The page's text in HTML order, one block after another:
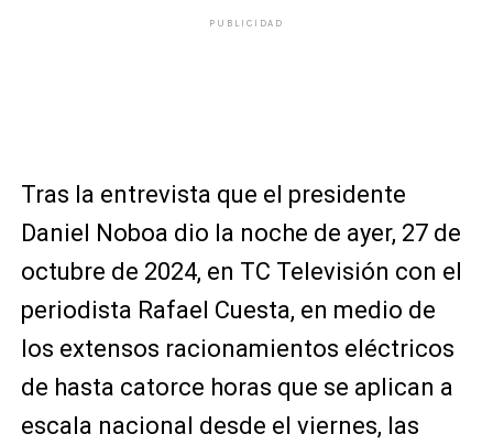
PUBLICIDAD
Tras la entrevista que el presidente
Daniel Noboa dio la noche de ayer, 27 de
octubre de 2024, en TC Televisión con el
periodista Rafael Cuesta, en medio de
los extensos racionamientos eléctricos
de hasta catorce horas que se aplican a
escala nacional desde el viernes, las